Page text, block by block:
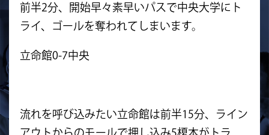
前半2分、開始早々素早いパスで中央大学にト
ライ、ゴールを奪われてしまいます。
立命館0-7中央
流れを呼び込みたい立命館は前半15分、ライン
アウトからのモールで押し込み5榎本がトラ